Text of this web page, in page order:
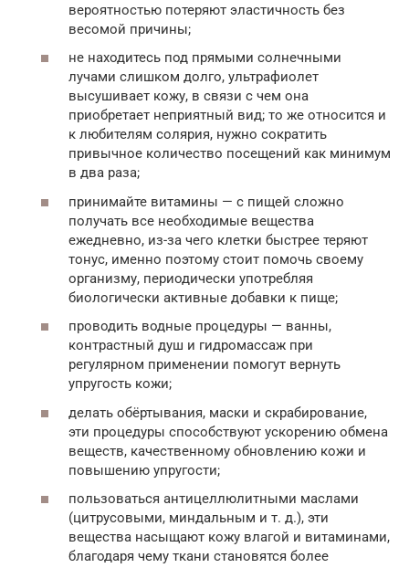
вероятностью потеряют эластичность без
весомой причины;
не находитесь под прямыми солнечными
лучами слишком долго, ультрафиолет
высушивает кожу, в связи с чем она
приобретает неприятный вид; то же относится и
к любителям солярия, нужно сократить
привычное количество посещений как минимум
в два раза;
принимайте витамины — с пищей сложно
получать все необходимые вещества
ежедневно, из-за чего клетки быстрее теряют
тонус, именно поэтому стоит помочь своему
организму, периодически употребляя
биологически активные добавки к пище;
проводить водные процедуры — ванны,
контрастный душ и гидромассаж при
регулярном применении помогут вернуть
упругость кожи;
делать обёртывания, маски и скрабирование,
эти процедуры способствуют ускорению обмена
веществ, качественному обновлению кожи и
повышению упругости;
пользоваться антицеллюлитными маслами
(цитрусовыми, миндальным и т. д.), эти
вещества насыщают кожу влагой и витаминами,
благодаря чему ткани становятся более